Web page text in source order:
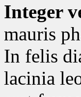
Integer
mauris
In felis
lacinia